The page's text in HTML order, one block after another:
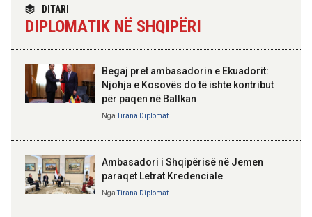
16:55 05-08-2026
Banka e Shqipërisë mban të
interesit në 2,5%
16:31 05-08-2026
AZHBR apel fermerëve:
përfituesit e Skemës Kombëtare
deri më 13 gusht
Skënderbeut dhe Ismail
DITARI
DIPLOMATIK NË SHQIPËRI
Begaj pret ambasadorin e Ekuadorit:
Njohja e Kosovës do të ishte kontribut
për paqen në Ballkan
NgaTirana Diplomat
Ambasadori i Shqipërisë në Jemen
paraqet Letrat Kredenciale
NgaTirana Diplomat